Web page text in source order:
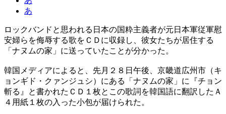
あ
ロックバンドと思われる日本の国粋主義者が元日本軍従軍慰
安婦らを侮辱する歌をＣＤに収録し、彼女たちが居住する
「ナヌムの家」に送っていたことが分かった。
韓国メディアによると、先月２８日午後、京畿道広州市（キ
ョンギド・クァンジュシ）にある「ナヌムの家」に『チョン
斬る』と書かれたＣＤ１枚とこの歌詞を韓国語に翻訳したＡ
４用紙１枚の入った小包が届けられた。